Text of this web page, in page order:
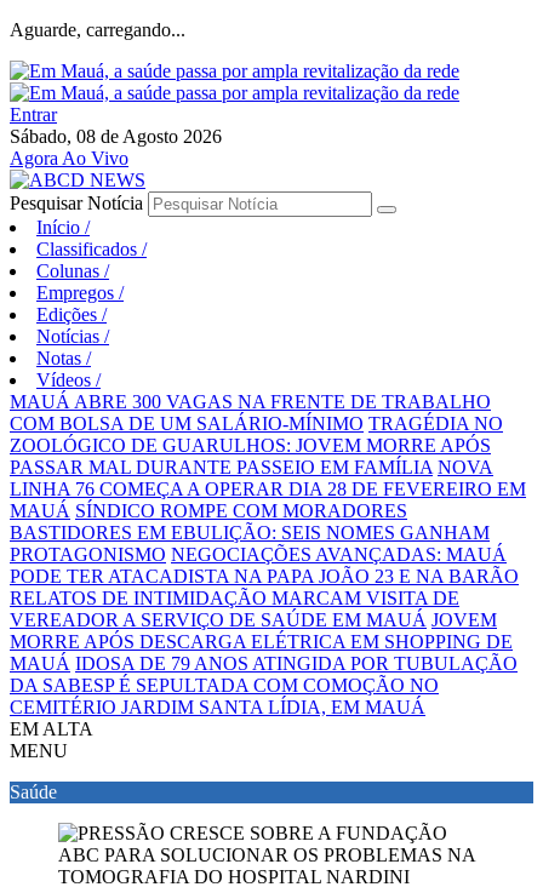
Aguarde, carregando...
Entrar
Sábado, 08 de Agosto 2026
Agora Ao Vivo
Pesquisar Notícia
Início /
Classificados /
Colunas /
Empregos /
Edições /
Notícias /
Notas /
Vídeos /
MAUÁ ABRE 300 VAGAS NA FRENTE DE TRABALHO
COM BOLSA DE UM SALÁRIO-MÍNIMO TRAGÉDIA NO
ZOOLÓGICO DE GUARULHOS: JOVEM MORRE APÓS
PASSAR MAL DURANTE PASSEIO EM FAMÍLIA NOVA
LINHA 76 COMEÇA A OPERAR DIA 28 DE FEVEREIRO EM
MAUÁ SÍNDICO ROMPE COM MORADORES
BASTIDORES EM EBULIÇÃO: SEIS NOMES GANHAM
PROTAGONISMO NEGOCIAÇÕES AVANÇADAS: MAUÁ
PODE TER ATACADISTA NA PAPA JOÃO 23 E NA BARÃO
RELATOS DE INTIMIDAÇÃO MARCAM VISITA DE
VEREADOR A SERVIÇO DE SAÚDE EM MAUÁ JOVEM
MORRE APÓS DESCARGA ELÉTRICA EM SHOPPING DE
MAUÁ IDOSA DE 79 ANOS ATINGIDA POR TUBULAÇÃO
DA SABESP É SEPULTADA COM COMOÇÃO NO
CEMITÉRIO JARDIM SANTA LÍDIA, EM MAUÁ
EM ALTA
MENU
Saúde